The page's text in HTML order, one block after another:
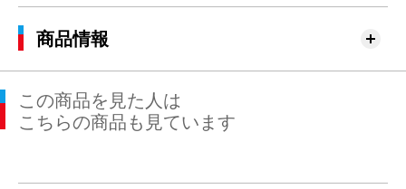
商品情報
この商品を見た人は
こちらの商品も見ています